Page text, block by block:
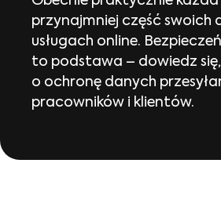
przynajmniej część swoich
usługach online.
to podstawa – dowiedz
o ochronę danych
pracowników i klientów.